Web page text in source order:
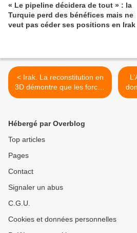
« Le pipeline décidera de tout » : la
Turquie perd des bénéfices mais ne
veut pas céder ses positions en Irak
< Irak. La reconstitution en
3D démontre que les forces
de sécurité ont
Hébergé par Overblog
Top articles
Pages
Contact
Signaler un abus
C.G.U.
Cookies et données personnelles